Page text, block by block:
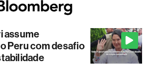
assume
Peru com desafio